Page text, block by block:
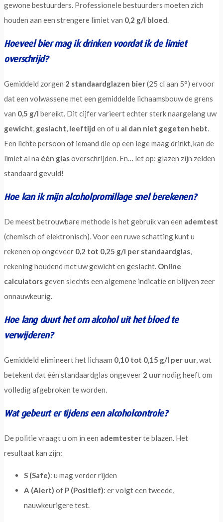
gewone bestuurders. Professionele bestuurders moeten zich
houden aan een strengere limiet van 0,2 g/l bloed.
Hoeveel bier mag ik drinken voordat ik de limiet
overschrijd?
Gemiddeld zorgen 2 standaardglazen bier(25 cl aan 5°) ervoor
dat een volwassene met een gemiddelde lichaamsbouw de grens
van 0,5 g/l bereikt. Dit cijfer varieert echter sterk naargelang uw
gewicht, geslacht, leeftijd en of u al dan niet gegeten hebt.
Een lichte persoon of iemand die op een lege maag drinkt, kan de
limiet al na één glasoverschrijden. En… let op: glazen zijn zelden
standaard gevuld!
Hoe kan ik mijn alcoholpromillage snel berekenen?
De meest betrouwbare methode is het gebruik van een ademtest
(chemisch of elektronisch). Voor een ruwe schatting kunt u
rekenen op ongeveer 0,2 tot 0,25 g/l per standaardglas,
rekening houdend met uw gewicht en geslacht. Online
calculatorsgeven slechts een algemene indicatie en blijven zeer
onnauwkeurig.
Hoe lang duurt het om alcohol uit het bloed te
verwijderen?
Gemiddeld elimineert het lichaam 0,10 tot 0,15 g/l per uur, wat
betekent dat één standaardglas ongeveer 2 uurnodig heeft om
volledig afgebroken te worden.
Wat gebeurt er tijdens een alcoholcontrole?
De politie vraagt u om in een ademtesterte blazen. Het
resultaat kan zijn:
S (Safe): u mag verder rijden
A (Alert) of P (Positief): er volgt een tweede,
nauwkeurigere test.